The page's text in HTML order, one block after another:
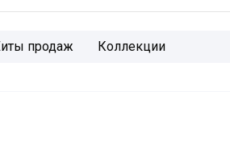
продаж Коллекции